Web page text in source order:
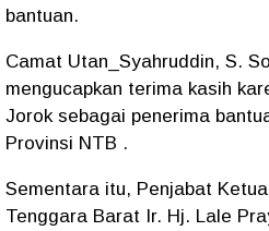
bantuan.
Camat Utan_Syahruddin, S.
mengucapkan terima kasih
Jorok sebagai penerima
Provinsi NTB .
Sementara itu, Penjabat
Tenggara Barat Ir. Hj. Lale